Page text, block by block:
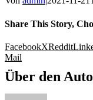
Share This Story,
FacebookXReddit
Mail
Über den